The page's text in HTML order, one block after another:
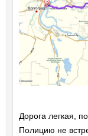
Дорога легкая,
Полицию не